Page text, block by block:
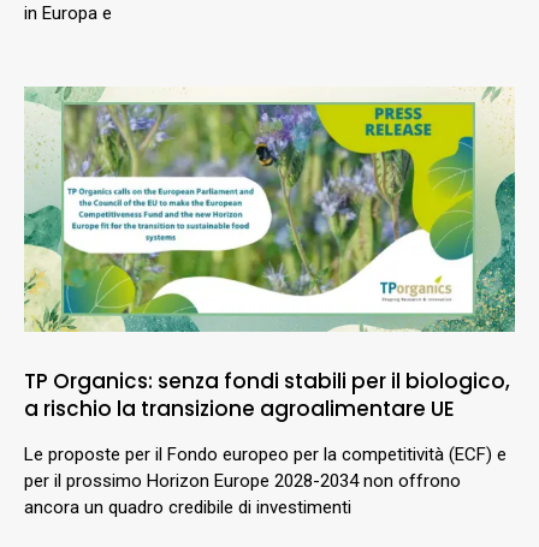
in Europa e
TP Organics: senza fondi stabili per il biologico,
a rischio la transizione agroalimentare UE
Le proposte per il Fondo europeo per la competitività (ECF) e
per il prossimo Horizon Europe 2028-2034 non offrono
ancora un quadro credibile di investimenti